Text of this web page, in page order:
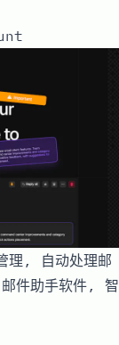
理, 自动处理邮
件助手软件, 智